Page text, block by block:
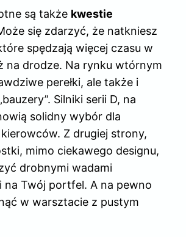
są także kwestie
się zdarzyć, że natkniesz
spędzają więcej czasu w
na drodze. Na rynku wtórnym
perełki, ale także i
Silniki serii D, na
solidny wybór dla
Z drugiej strony,
mimo ciekawego designu,
drobnymi wadami
na Twój portfel. A na pewno
w warsztacie z pustym